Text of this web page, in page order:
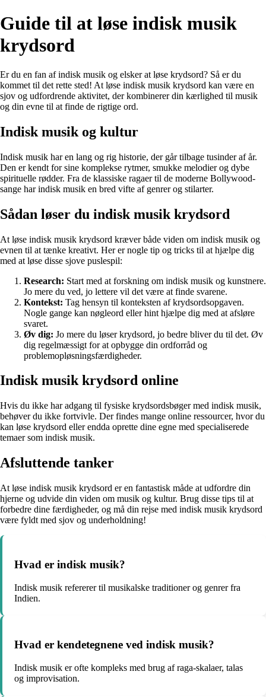
Guide til at løse indisk musik
krydsord
Er du en fan af indisk musik og elsker at løse krydsord? Så er du
kommet til det rette sted! At løse indisk musik krydsord kan være en
sjov og udfordrende aktivitet, der kombinerer din kærlighed til musik
og din evne til at finde de rigtige ord.
Indisk musik og kultur
Indisk musik har en lang og rig historie, der går tilbage tusinder af år.
Den er kendt for sine komplekse rytmer, smukke melodier og dybe
spirituelle rødder. Fra de klassiske ragaer til de moderne Bollywood-
sange har indisk musik en bred vifte af genrer og stilarter.
Sådan løser du indisk musik krydsord
At løse indisk musik krydsord kræver både viden om indisk musik og
evnen til at tænke kreativt. Her er nogle tip og tricks til at hjælpe dig
med at løse disse sjove puslespil:
Research: Start med at forskning om indisk musik og kunstnere.
Jo mere du ved, jo lettere vil det være at finde svarene.
Kontekst: Tag hensyn til konteksten af ​​krydsordsopgaven.
Nogle gange kan nøgleord eller hint hjælpe dig med at afsløre
svaret.
Øv dig: Jo mere du løser krydsord, jo bedre bliver du til det. Øv
dig regelmæssigt for at opbygge din ordforråd og
problemopløsningsfærdigheder.
Indisk musik krydsord online
Hvis du ikke har adgang til fysiske krydsordsbøger med indisk musik,
behøver du ikke fortvivle. Der findes mange online ressourcer, hvor du
kan løse krydsord eller endda oprette dine egne med specialiserede
temaer som indisk musik.
Afsluttende tanker
At løse indisk musik krydsord er en fantastisk måde at udfordre din
hjerne og udvide din viden om musik og kultur. Brug disse tips til at
forbedre dine færdigheder, og må din rejse med indisk musik krydsord
være fyldt med sjov og underholdning!
Hvad er indisk musik?
Indisk musik refererer til musikalske traditioner og genrer fra
Indien.
Hvad er kendetegnene ved indisk musik?
Indisk musik er ofte kompleks med brug af raga-skalaer, talas
og improvisation.